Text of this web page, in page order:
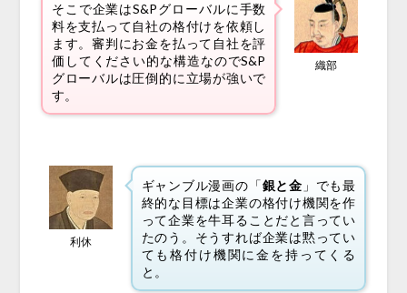
そこで企業はS&Pグローバルに手数
料を支払って自社の格付けを依頼し
ます。審判にお金を払って自社を評
価してください的な構造なのでS&P
グローバルは圧倒的に立場が強いで
す。
織部
利休
ギャンブル漫画の「銀と金 」でも最
終的な目標は企業の格付け機関を作
って企業を牛耳ることだと言ってい
たのう。そうすれば企業は黙ってい
ても格付け機関に金を持ってくる
と。